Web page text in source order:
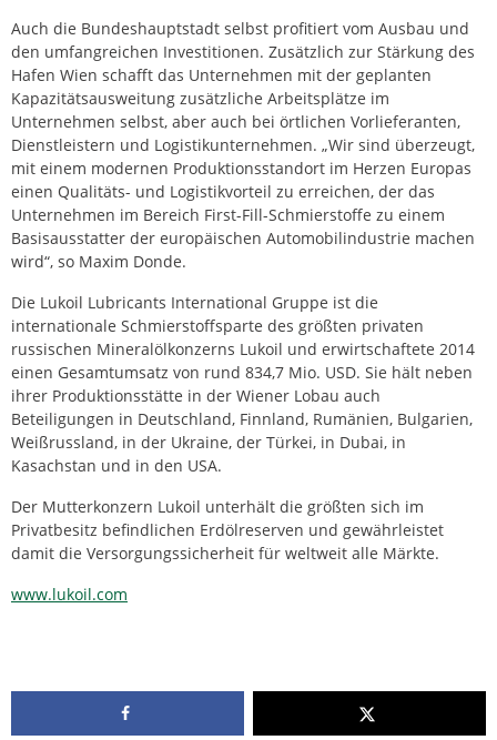
Auch die Bundeshauptstadt selbst profitiert vom Ausbau und
den umfangreichen Investitionen. Zusätzlich zur Stärkung des
Hafen Wien schafft das Unternehmen mit der geplanten
Kapazitätsausweitung zusätzliche Arbeitsplätze im
Unternehmen selbst, aber auch bei örtlichen Vorlieferanten,
Dienstleistern und Logistikunternehmen. „Wir sind überzeugt,
mit einem modernen Produktionsstandort im Herzen Europas
einen Qualitäts- und Logistikvorteil zu erreichen, der das
Unternehmen im Bereich First-Fill-Schmierstoffe zu einem
Basisausstatter der europäischen Automobilindustrie machen
wird“, so Maxim Donde.
Die Lukoil Lubricants International Gruppe ist die
internationale Schmierstoffsparte des größten privaten
russischen Mineralölkonzerns Lukoil und erwirtschaftete 2014
einen Gesamtumsatz von rund 834,7 Mio. USD. Sie hält neben
ihrer Produktionsstätte in der Wiener Lobau auch
Beteiligungen in Deutschland, Finnland, Rumänien, Bulgarien,
Weißrussland, in der Ukraine, der Türkei, in Dubai, in
Kasachstan und in den USA.
Der Mutterkonzern Lukoil unterhält die größten sich im
Privatbesitz befindlichen Erdölreserven und gewährleistet
damit die Versorgungssicherheit für weltweit alle Märkte.
www.lukoil.com